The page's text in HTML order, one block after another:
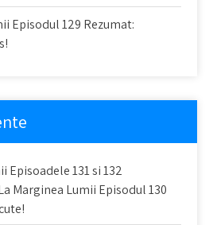
Episodul 129 Rezumat:
Episoadele 131 si 132
Marginea Lumii Episodul 130